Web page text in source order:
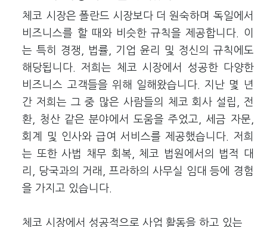
체코 시장은 폴란드 시장보다 더 원숙하며 독일에서
비즈니스를 할 때와 비슷한 규칙을 제공합니다. 이
는 특히 경쟁, 법률, 기업 윤리 및 정신의 규칙에도
해당됩니다. 저희는 체코 시장에서 성공한 다양한
비즈니스 고객들을 위해 일해왔습니다. 지난 몇 년
간 저희는 그 중 많은 사람들의 체코 회사 설립, 전
환, 청산 같은 분야에서 도움을 주었고, 세금 자문,
회계 및 인사와 급여 서비스를 제공했습니다. 저희
는 또한 사법 채무 회복, 체코 법원에서의 법적 대
리, 당국과의 거래, 프라하의 사무실 임대 등에 경험
을 가지고 있습니다.
체코 시장에서 성공적으로 사업 활동을 하고 있는